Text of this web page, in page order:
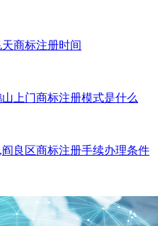
商标注册时间
上门商标注册模式是什么
良区商标注册手续办理条件